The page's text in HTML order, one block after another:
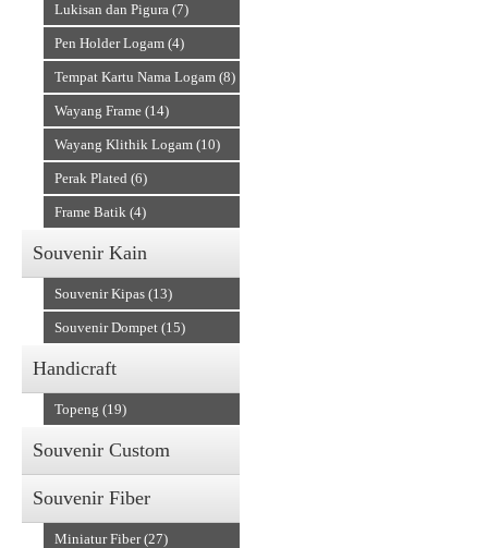
Lukisan dan Pigura (7)
Pen Holder Logam (4)
Tempat Kartu Nama Logam (8)
Wayang Frame (14)
Wayang Klithik Logam (10)
Perak Plated (6)
Frame Batik (4)
Souvenir Kain
Souvenir Kipas (13)
Souvenir Dompet (15)
Handicraft
Topeng (19)
Souvenir Custom
Souvenir Fiber
Miniatur Fiber (27)